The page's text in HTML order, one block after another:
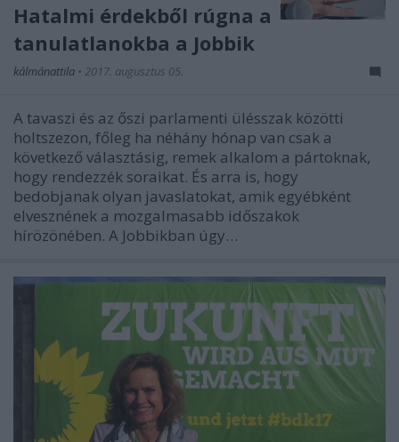
Hatalmi érdekből rúgna a
tanulatlanokba a Jobbik
kálmánattila • 2017. augusztus 05.
A tavaszi és az őszi parlamenti ülésszak közötti
holtszezon, főleg ha néhány hónap van csak a
következő választásig, remek alkalom a pártoknak,
hogy rendezzék soraikat. És arra is, hogy
bedobjanak olyan javaslatokat, amik egyébként
elvesznének a mozgalmasabb időszakok
hírözönében. A Jobbikban úgy…